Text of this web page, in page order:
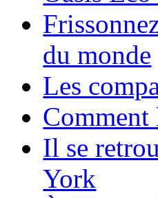
du monde
Les
Comment
Il se
York